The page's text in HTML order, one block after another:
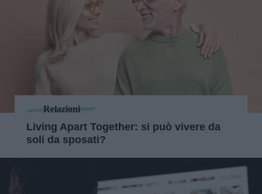
Relazioni
Living Apart Together: si può vivere da
soli da sposati?